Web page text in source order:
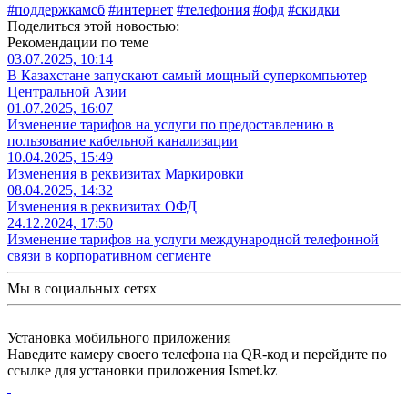
#поддержкамсб #интернет #телефония #офд #скидки
Поделиться этой новостью:
Рекомендации по теме
03.07.2025, 10:14
В Казахстане запускают самый мощный суперкомпьютер
Центральной Азии
01.07.2025, 16:07
Изменение тарифов на услуги по предоставлению в
пользование кабельной канализации
10.04.2025, 15:49
Изменения в реквизитах Маркировки
08.04.2025, 14:32
Изменения в реквизитах ОФД
24.12.2024, 17:50
Изменение тарифов на услуги международной телефонной
связи в корпоративном сегменте
Мы в социальных сетях
Установка мобильного приложения
Наведите камеру своего телефона на QR-код и перейдите по
ссылке для установки приложения Ismet.kz